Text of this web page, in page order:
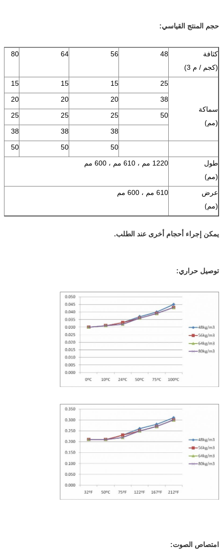
حجم المنتج القياسي:
كثافة
(كجم / م 3)
48
56
64
80
سماكة
(مم)
25
15
15
15
38
20
20
20
50
25
25
25
38
38
38
50
50
50
طول
(مم)
1220 مم ، 610 مم ، 600 مم
عرض
(مم)
610 مم ، 600 مم
يمكن إجراء أحجام أخرى عند الطلب.
توصيل حراري:
امتصاص الصوت: